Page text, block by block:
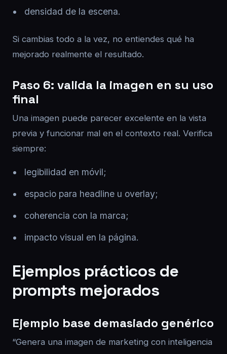
densidad de la escena.
Si cambias todo a la vez, no entiendes qué ha
mejorado realmente el resultado.
Paso 6: valida la imagen en su uso
final
Una imagen puede parecer excelente en la vista
previa y funcionar mal en el contexto real. Verifica
siempre:
legibilidad en móvil;
espacio para headline u overlay;
coherencia con la marca;
impacto visual en la página.
Ejemplos prácticos de
prompts mejorados
Ejemplo base demasiado genérico
“Genera una imagen de marketing con inteligencia